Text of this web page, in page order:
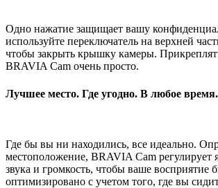
Одно нажатие защищает вашу
используйте переключатель на верхней
чтобы закрыть крышку камеры.
BRAVIA Cam очень просто.
Лучшее место. Где угодно. В любое время.
Где бы вы ни находились, все идеально.
местоположение, BRAVIA Cam регулирует
звука и громкость, чтобы ваше восприятие
оптимизировано с учетом того, где вы